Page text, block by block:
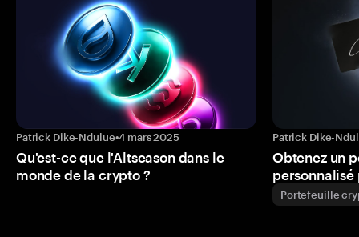
Patrick Dike-Ndulue•4 mars 2025
Qu'est-ce que l'Altseason dans le
monde de la crypto ?
Patrick Dike-
Obtenez un
personnalisé
Portefeuille